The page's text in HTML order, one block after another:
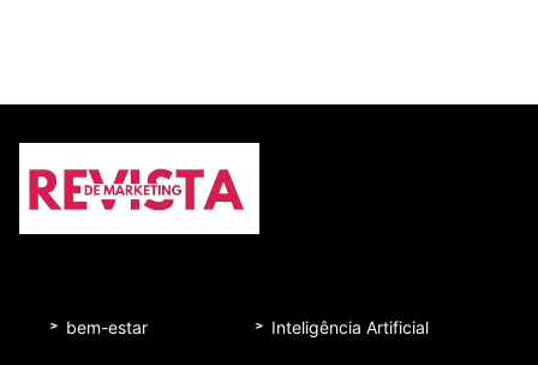
bem-estar Inteligência Artificial